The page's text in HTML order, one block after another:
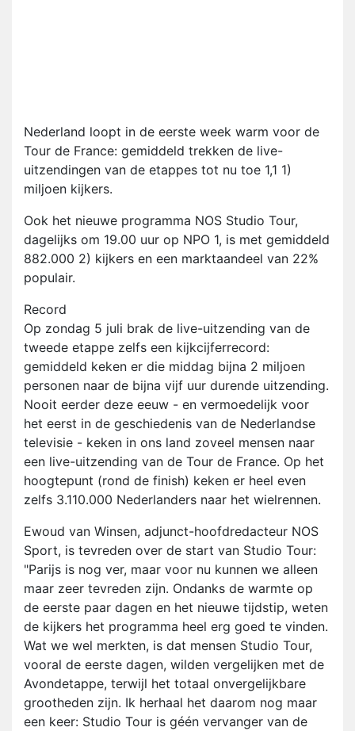
Nederland loopt in de eerste week warm voor de
Tour de France: gemiddeld trekken de live-
uitzendingen van de etappes tot nu toe 1,1 1)
miljoen kijkers.
Ook het nieuwe programma NOS Studio Tour,
dagelijks om 19.00 uur op NPO 1, is met gemiddeld
882.000 2) kijkers en een marktaandeel van 22%
populair.
Record
Op zondag 5 juli brak de live-uitzending van de
tweede etappe zelfs een kijkcijferrecord:
gemiddeld keken er die middag bijna 2 miljoen
personen naar de bijna vijf uur durende uitzending.
Nooit eerder deze eeuw - en vermoedelijk voor
het eerst in de geschiedenis van de Nederlandse
televisie - keken in ons land zoveel mensen naar
een live-uitzending van de Tour de France. Op het
hoogtepunt (rond de finish) keken er heel even
zelfs 3.110.000 Nederlanders naar het wielrennen.
Ewoud van Winsen, adjunct-hoofdredacteur NOS
Sport, is tevreden over de start van Studio Tour:
"Parijs is nog ver, maar voor nu kunnen we alleen
maar zeer tevreden zijn. Ondanks de warmte op
de eerste paar dagen en het nieuwe tijdstip, weten
de kijkers het programma heel erg goed te vinden.
Wat we wel merkten, is dat mensen Studio Tour,
vooral de eerste dagen, wilden vergelijken met de
Avondetappe, terwijl het totaal onvergelijkbare
grootheden zijn. Ik herhaal het daarom nog maar
een keer: Studio Tour is géén vervanger van de